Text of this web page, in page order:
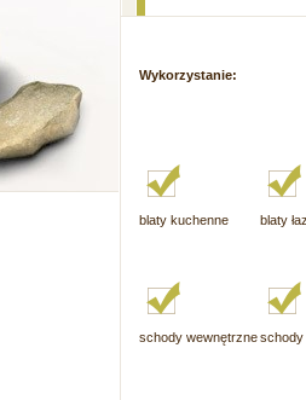
Wykorzystanie:
blaty kuchenne blaty
schody wewnętrzneschody